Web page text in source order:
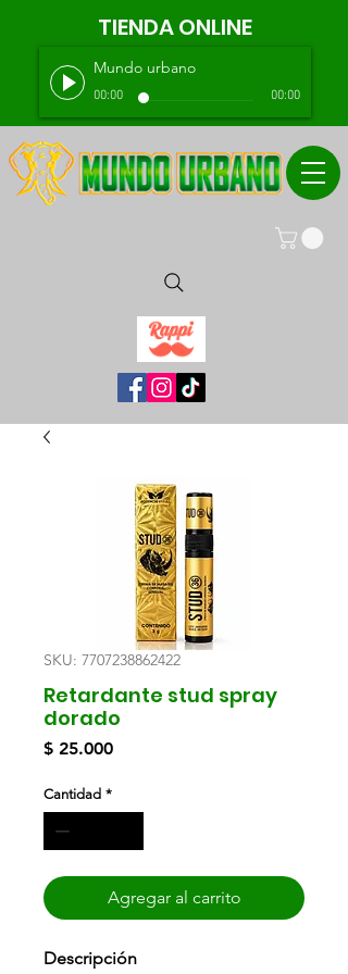
TIENDA ONLINE
Mundo urbano
00:00 00:00
SKU: 7707238862422
Retardante stud spray
dorado
$ 25.000Precio
Cantidad *
Agregar al carrito
Descripción